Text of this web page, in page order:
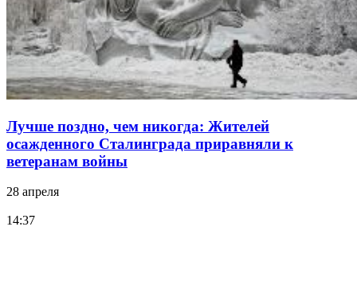
Лучше поздно, чем никогда: Жителей
осажденного Сталинграда приравняли к
ветеранам войны
28 апреля
14:37